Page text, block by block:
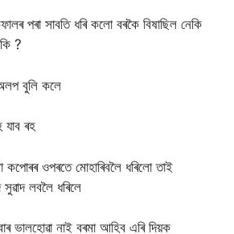
পৰা সাবতি ধৰি কলো বৰকৈ বিষাছিল নেকি
?
বুলি কলে
ৰহ
ওপৰতে মোহাৰিবলৈ ধৰিলো তাই
লবলৈ ধৰিলে
ভালহোৱা নাই বৰমা আহিব এৰি দিয়ক